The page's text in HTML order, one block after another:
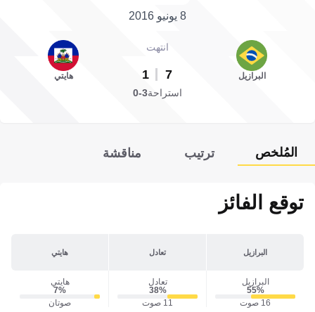
8 يونيو 2016
البرازيل
انتهت
7
1 هايتي
استراحة3-0
المُلخص ترتيب مناقشة
توقع الفائز
البرازيل تعادل هايتي
البرازيل
55‎%‎
16 صوت
تعادل
38‎%‎
11 صوت
هايتي
7‎%‎
صوتان